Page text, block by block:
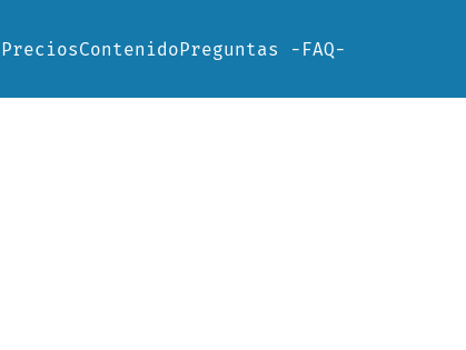
PreciosContenidoPreguntas -FAQ-